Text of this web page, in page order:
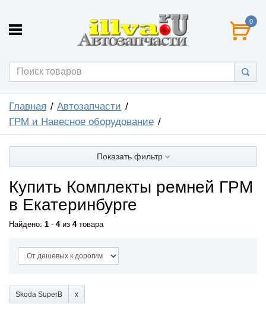
0
Главная
Автозапчасти
ГРМ и Навесное оборудование
Показать фильтр
Купить Комплекты ремней ГРМ
в Екатеринбурге
Найдено: 1 - 4из 4товара
Skoda SuperB